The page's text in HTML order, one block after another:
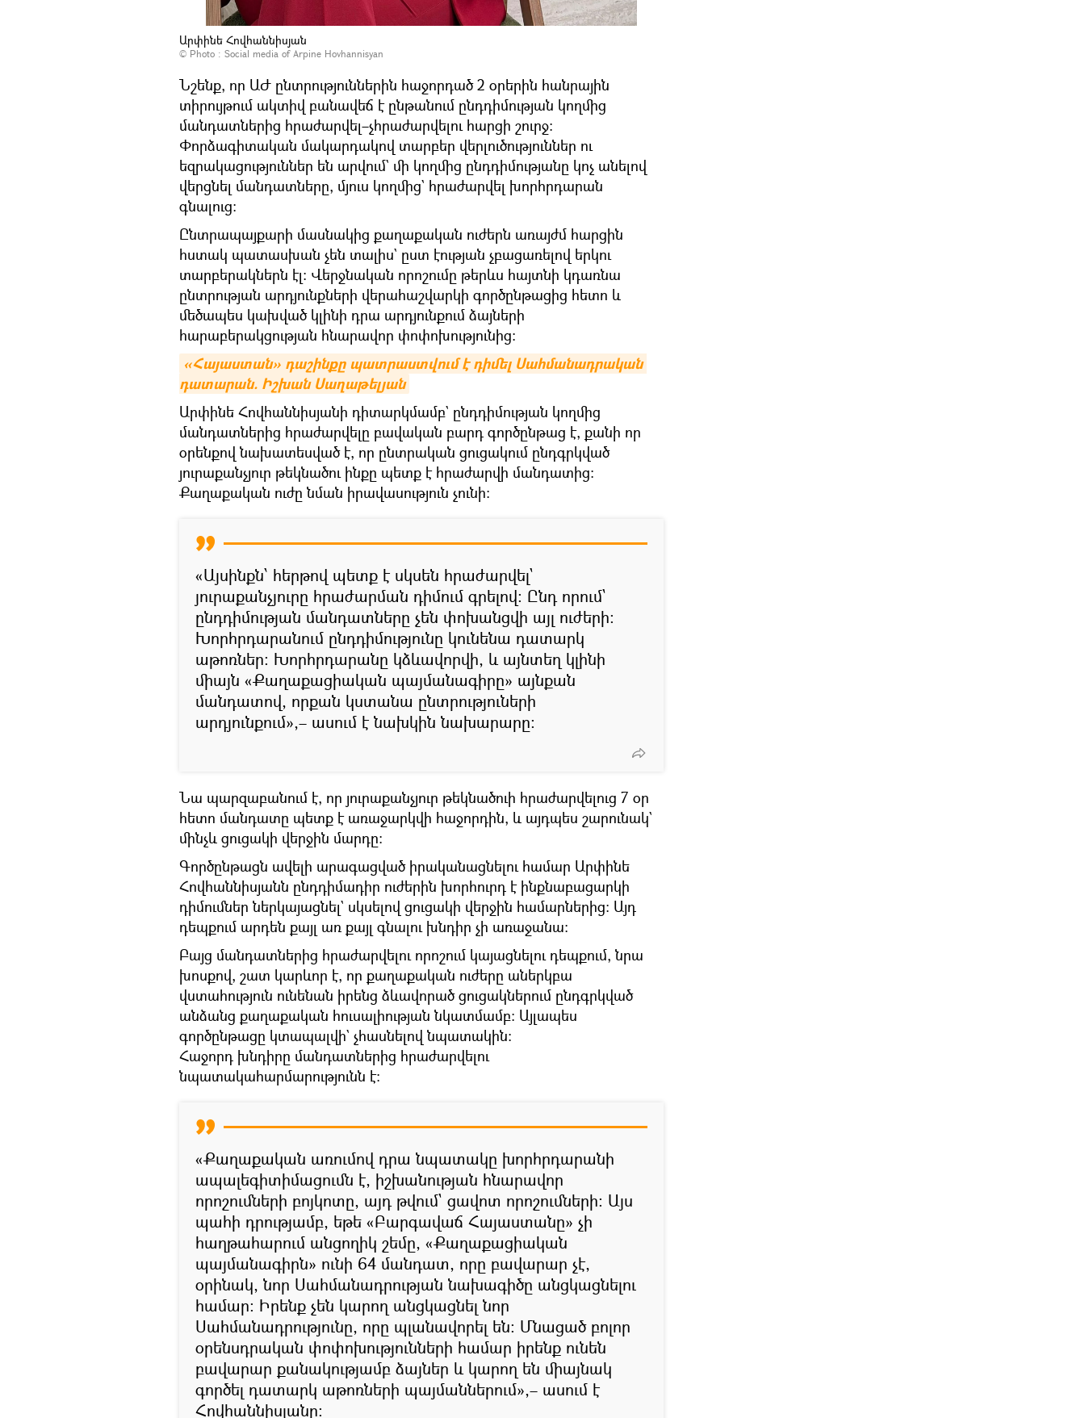
Արփինե Հովհաննիսյան
© Photo : Social media of Arpine Hovhannisyan
Նշենք, որ ԱԺ ընտրություններին հաջորդած 2 օրերին հանրային
տիրույթում ակտիվ բանավեճ է ընթանում ընդդիմության կողմից
մանդատներից հրաժարվել–չհրաժարվելու հարցի շուրջ։
Փորձագիտական մակարդակով տարբեր վերլուծություններ ու
եզրակացություններ են արվում` մի կողմից ընդդիմությանը կոչ անելով
վերցնել մանդատները, մյուս կողմից` հրաժարվել խորհրդարան
գնալուց։
Ընտրապայքարի մասնակից քաղաքական ուժերն առայժմ հարցին
հստակ պատասխան չեն տալիս` ըստ էության չբացառելով երկու
տարբերակներն էլ։ Վերջնական որոշումը թերևս հայտնի կդառնա
ընտրության արդյունքների վերահաշվարկի գործընթացից հետո և
մեծապես կախված կլինի դրա արդյունքում ձայների
հարաբերակցության հնարավոր փոփոխությունից։
«Հայաստան» դաշինքը պատրաստվում է դիմել Սահմանադրական
դատարան. Իշխան Սաղաթելյան
Արփինե Հովհաննիսյանի դիտարկմամբ` ընդդիմության կողմից
մանդատներից հրաժարվելը բավական բարդ գործընթաց է, քանի որ
օրենքով նախատեսված է, որ ընտրական ցուցակում ընդգրկված
յուրաքանչյուր թեկնածու ինքը պետք է հրաժարվի մանդատից։
Քաղաքական ուժը նման իրավասություն չունի։
«Այսինքն՝ հերթով պետք է սկսեն հրաժարվել`
յուրաքանչյուրը հրաժարման դիմում գրելով։ Ընդ որում`
ընդդիմության մանդատները չեն փոխանցվի այլ ուժերի։
Խորհրդարանում ընդդիմությունը կունենա դատարկ
աթոռներ։ Խորհրդարանը կձևավորվի, և այնտեղ կլինի
միայն «Քաղաքացիական պայմանագիրը» այնքան
մանդատով, որքան կստանա ընտրություների
արդյունքում»,– ասում է նախկին նախարարը։
Նա պարզաբանում է, որ յուրաքանչյուր թեկնածուի հրաժարվելուց 7 օր
հետո մանդատը պետք է առաջարկվի հաջորդին, և այդպես շարունակ`
մինչև ցուցակի վերջին մարդը։
Գործընթացն ավելի արագացված իրականացնելու համար Արփինե
Հովհաննիսյանն ընդդիմադիր ուժերին խորհուրդ է ինքնաբացարկի
դիմումներ ներկայացնել` սկսելով ցուցակի վերջին համարներից։ Այդ
դեպքում արդեն քայլ առ քայլ գնալու խնդիր չի առաջանա։
Բայց մանդատներից հրաժարվելու որոշում կայացնելու դեպքում, նրա
խոսքով, շատ կարևոր է, որ քաղաքական ուժերը աներկբա
վստահություն ունենան իրենց ձևավորած ցուցակներում ընդգրկված
անձանց քաղաքական հուսալիության նկատմամբ։ Այլապես
գործընթացը կտապալվի` չհասնելով նպատակին։
Հաջորդ խնդիրը մանդատներից հրաժարվելու
նպատակահարմարությունն է։
«Քաղաքական առումով դրա նպատակը խորհրդարանի
ապալեգիտիմացումն է, իշխանության հնարավոր
որոշումների բոյկոտը, այդ թվում` ցավոտ որոշումների։ Այս
պահի դրությամբ, եթե «Բարգավաճ Հայաստանը» չի
հաղթահարում անցողիկ շեմը, «Քաղաքացիական
պայմանագիրն» ունի 64 մանդատ, որը բավարար չէ,
օրինակ, նոր Սահմանադրության նախագիծը անցկացնելու
համար։ Իրենք չեն կարող անցկացնել նոր
Սահմանադրությունը, որը պլանավորել են։ Մնացած բոլոր
օրենսդրական փոփոխությունների համար իրենք ունեն
բավարար քանակությամբ ձայներ և կարող են միայնակ
գործել դատարկ աթոռների պայմաններում»,– ասում է
Հովհաննիսյանը։